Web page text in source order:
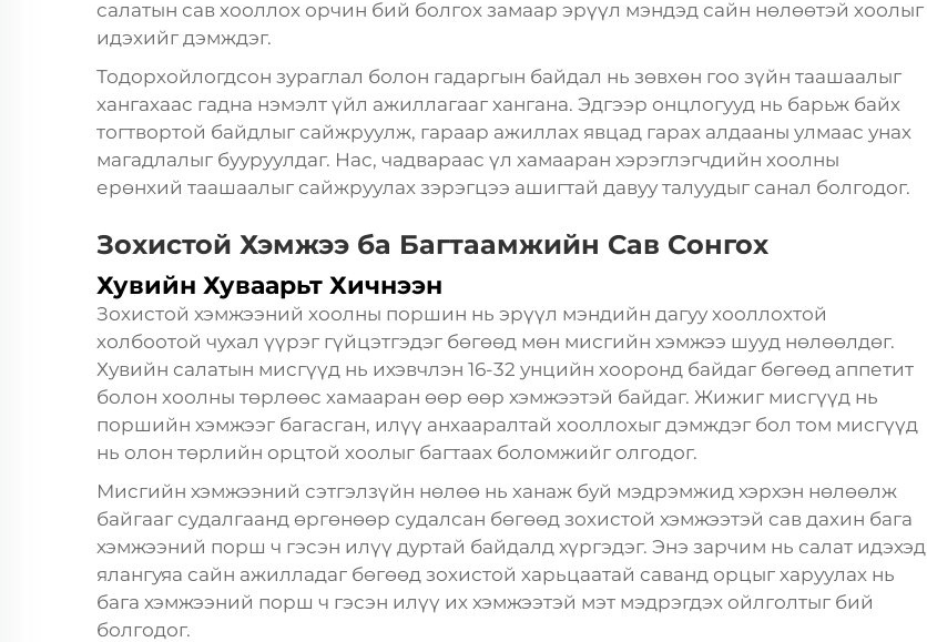
салатын сав хооллох орчин бий болгох замаар эрүүл мэндэд сайн нөлөөтэй хоолыг
идэхийг дэмждэг.
Тодорхойлогдсон зураглал болон гадаргын байдал нь зөвхөн гоо зүйн таашаалыг
хангахаас гадна нэмэлт үйл ажиллагааг хангана. Эдгээр онцлогууд нь барьж байх
тогтвортой байдлыг сайжруулж, гараар ажиллах явцад гарах алдааны улмаас унах
магадлалыг бууруулдаг. Нас, чадвараас үл хамааран хэрэглэгчдийн хоолны
ерөнхий таашаалыг сайжруулах зэрэгцээ ашигтай давуу талуудыг санал болгодог.
Зохистой Хэмжээ ба Багтаамжийн Сав Сонгох
Хувийн Хуваарьт Хичнээн
Зохистой хэмжээний хоолны поршин нь эрүүл мэндийн дагуу хооллохтой
холбоотой чухал үүрэг гүйцэтгэдэг бөгөөд мөн мисгийн хэмжээ шууд нөлөөлдөг.
Хувийн салатын мисгүүд нь ихэвчлэн 16-32 унцийн хооронд байдаг бөгөөд аппетит
болон хоолны төрлөөс хамааран өөр өөр хэмжээтэй байдаг. Жижиг мисгүүд нь
поршийн хэмжээг багасган, илүү анхааралтай хооллохыг дэмждэг бол том мисгүүд
нь олон төрлийн орцтой хоолыг багтаах боломжийг олгодог.
Мисгийн хэмжээний сэтгэлзүйн нөлөө нь ханаж буй мэдрэмжид хэрхэн нөлөөлж
байгааг судалгаанд өргөнөөр судалсан бөгөөд зохистой хэмжээтэй сав дахин бага
хэмжээний порш ч гэсэн илүү дуртай байдалд хүргэдэг. Энэ зарчим нь салат идэхэд
ялангуяа сайн ажилладаг бөгөөд зохистой харьцаатай саванд орцыг харуулах нь
бага хэмжээний порш ч гэсэн илүү их хэмжээтэй мэт мэдрэгдэх ойлголтыг бий
болгодог.